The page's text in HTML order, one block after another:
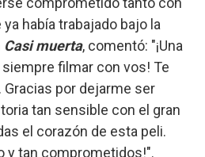
ya había trabajado bajo la
Casi muerta, comentó: "¡Una
filmar con vos! Te
por dejarme ser
tan sensible con el gran
el corazón de esta peli.
y tan comprometidos!".